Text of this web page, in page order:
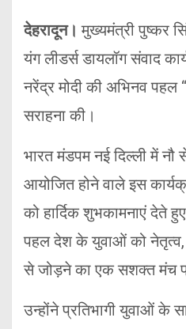
देहरादून।मुख्यमंत्री पुष्कर
यंग लीडर्स डायलॉग संवाद
नरेंद्र मोदी की अभिनव पहल
सराहना की।
भारत मंडपम नई दिल्ली में
आयोजित होने वाले इस
को हार्दिक शुभकामनाएं देते
पहल देश के युवाओं को नेतृत्व,
से जोड़ने का एक सशक्त मंच
उन्होंने प्रतिभागी युवाओं के